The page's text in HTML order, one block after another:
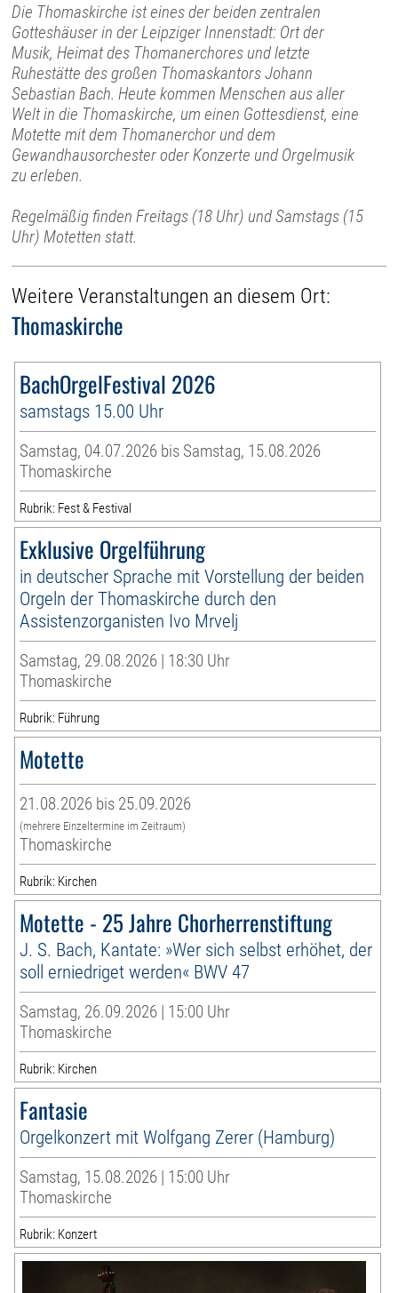
Die Thomaskirche ist eines der beiden zentralen
Gotteshäuser in der Leipziger Innenstadt: Ort der
Musik, Heimat des Thomanerchores und letzte
Ruhestätte des großen Thomaskantors Johann
Sebastian Bach. Heute kommen Menschen aus aller
Welt in die Thomaskirche, um einen Gottesdienst, eine
Motette mit dem Thomanerchor und dem
Gewandhausorchester oder Konzerte und Orgelmusik
zu erleben.
Regelmäßig finden Freitags (18 Uhr) und Samstags (15
Uhr) Motetten statt.
Weitere Veranstaltungen an diesem Ort:
Thomaskirche
BachOrgelFestival 2026
samstags 15.00 Uhr
Samstag, 04.07.2026 bis Samstag, 15.08.2026
Thomaskirche
Rubrik: Fest & Festival
Exklusive Orgelführung
in deutscher Sprache mit Vorstellung der beiden
Orgeln der Thomaskirche durch den
Assistenzorganisten Ivo Mrvelj
Samstag, 29.08.2026 | 18:30 Uhr
Thomaskirche
Rubrik: Führung
Motette
21.08.2026 bis 25.09.2026
(mehrere Einzeltermine im Zeitraum)
Thomaskirche
Rubrik: Kirchen
Motette - 25 Jahre Chorherrenstiftung
J. S. Bach, Kantate: »Wer sich selbst erhöhet, der
soll erniedriget werden« BWV 47
Samstag, 26.09.2026 | 15:00 Uhr
Thomaskirche
Rubrik: Kirchen
Fantasie
Orgelkonzert mit Wolfgang Zerer (Hamburg)
Samstag, 15.08.2026 | 15:00 Uhr
Thomaskirche
Rubrik: Konzert